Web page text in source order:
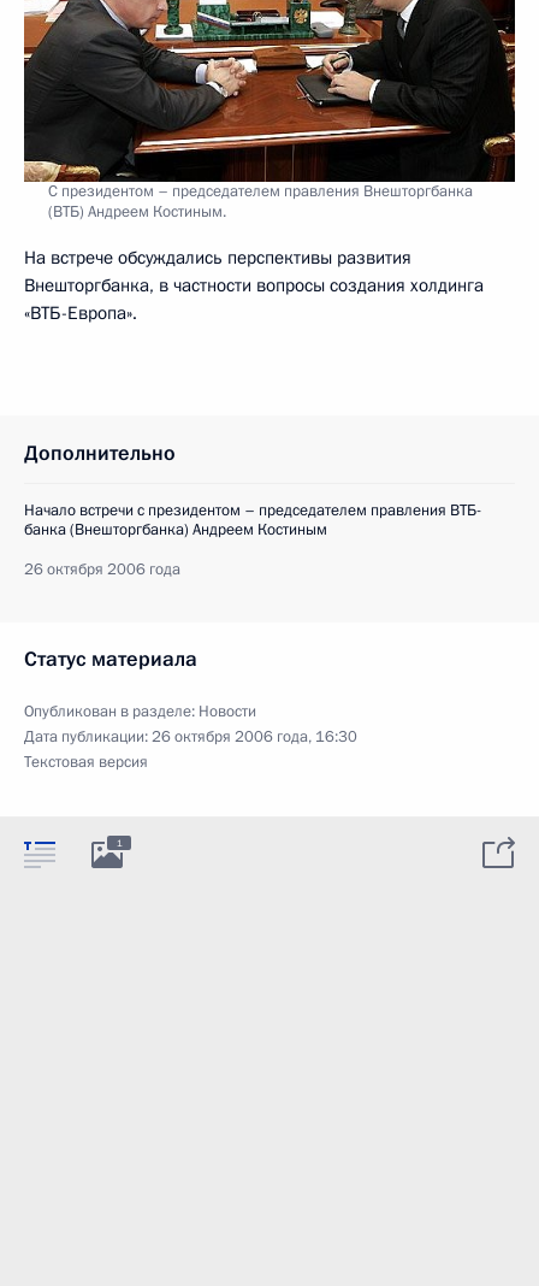
С президентом – председателем правления Внешторгбанка
(ВТБ) Андреем Костиным.
На встрече обсуждались перспективы развития
Внешторгбанка, в частности вопросы создания холдинга
«ВТБ-Европа».
Дополнительно
Начало встречи с президентом – председателем правления ВТБ-
банка (Внешторгбанка) Андреем Костиным
26 октября 2006 года
Статус материала
Опубликован в разделе: Новости
Дата публикации:26 октября 2006 года, 16:30
Текстовая версия
1